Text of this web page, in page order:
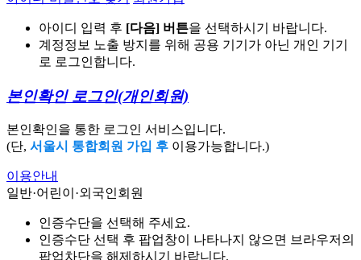
아이디 입력 후 [다음] 버튼을 선택하시기 바랍니다.
계정정보 노출 방지를 위해 공용 기기가 아닌 개인 기기
로 로그인합니다.
본인확인 로그인(개인회원)
본인확인을 통한 로그인 서비스입니다.
(단, 서울시 통합회원 가입 후 이용가능합니다.)
이용안내
일반·어린이·외국인회원
인증수단을 선택해 주세요.
인증수단 선택 후 팝업창이 나타나지 않으면 브라우저의
팝업차단을 해제하시기 바랍니다.